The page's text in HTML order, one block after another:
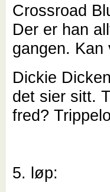
Crossroad
Der er han
gangen. Kan
Dickie
det sier sitt.
fred?
5. løp: